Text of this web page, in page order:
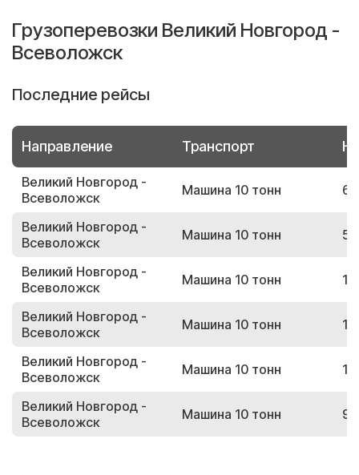
Грузоперевозки Великий Новгород -
Всеволожск
Последние рейсы
Направление Транспорт
Великий Новгород -
Всеволожск
Машина 10 тонн
Великий Новгород -
Всеволожск
Машина 10 тонн
Великий Новгород -
Всеволожск
Машина 10 тонн
Великий Новгород -
Всеволожск
Машина 10 тонн
Великий Новгород -
Всеволожск
Машина 10 тонн
Великий Новгород -
Всеволожск
Машина 10 тонн